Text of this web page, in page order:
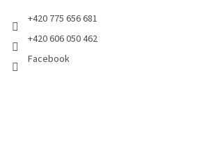
+420 775 656 681
+420 606 050 462
Facebook